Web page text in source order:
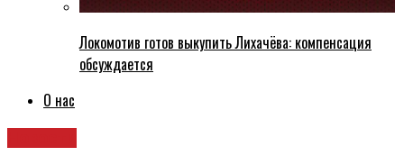
Локомотив готов выкупить Лихачёва: компенсация
обсуждается
О нас